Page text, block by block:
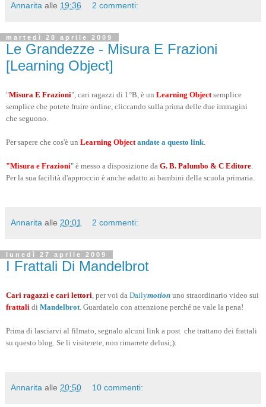
Annarita alle 19:36 2 commenti:
martedì 28 aprile 2009
Le Grandezze - Misura E Frazioni
[Learning Object]
"Misura E Frazioni", cari ragazzi di 1°B, è un Learning Objectsemplice
semplice che potete fruire online, cliccando sulla prima delle due immagini
che seguono.
Per sapere che cos'è un Learning Objectandate a questo link.
"Misura e Frazioni" è messo a disposizione da G. B. Palumbo & C Editore.
Per la sua facilità d'approccio è anche adatto ai bambini della scuola primaria.
Annarita alle 20:01 2 commenti:
lunedì 27 aprile 2009
I Frattali Di Mandelbrot
Cari ragazzi e cari lettori , per voi da Dailymotion uno straordinario video sui
frattali di Mandelbrot . Guardatelo con attenzione perché ne vale la pena!
Prima di lasciarvi al filmato, segnalo alcuni link a post che trattano dei frattali
su questo blog. Se li visiterete, non rimarrete delusi;).
Annarita alle 20:50 10 commenti: